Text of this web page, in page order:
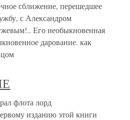
сближение, перешедшее
с Александром
Его необыкновенная
дарование. как
флота лорд
изданию этой книги